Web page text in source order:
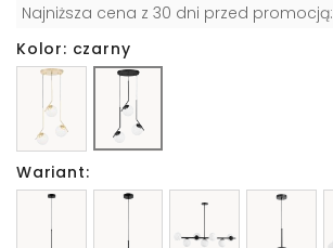
Najniższa cena z 30 dni przed promocją:
Kolor: czarny
Wariant: